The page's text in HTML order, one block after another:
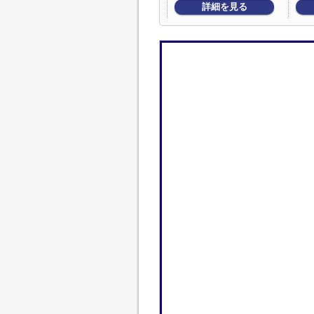
詳細を見る